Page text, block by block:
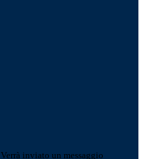
Verrà inviato un messaggio